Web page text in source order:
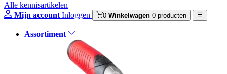
Alle kennisartikelen
Mijn account Inloggen 0 Winkelwagen 0 producten
Assortiment